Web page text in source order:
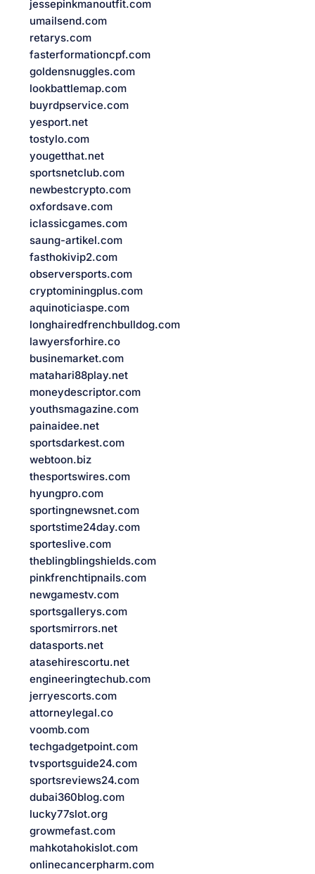
jessepinkmanoutfit.com
umailsend.com
retarys.com
fasterformationcpf.com
goldensnuggles.com
lookbattlemap.com
buyrdpservice.com
yesport.net
tostylo.com
yougetthat.net
sportsnetclub.com
newbestcrypto.com
oxfordsave.com
iclassicgames.com
saung-artikel.com
fasthokivip2.com
observersports.com
cryptominingplus.com
aquinoticiaspe.com
longhairedfrenchbulldog.com
lawyersforhire.co
businemarket.com
matahari88play.net
moneydescriptor.com
youthsmagazine.com
painaidee.net
sportsdarkest.com
webtoon.biz
thesportswires.com
hyungpro.com
sportingnewsnet.com
sportstime24day.com
sporteslive.com
theblingblingshields.com
pinkfrenchtipnails.com
newgamestv.com
sportsgallerys.com
sportsmirrors.net
datasports.net
atasehirescortu.net
engineeringtechub.com
jerryescorts.com
attorneylegal.co
voomb.com
techgadgetpoint.com
tvsportsguide24.com
sportsreviews24.com
dubai360blog.com
lucky77slot.org
growmefast.com
mahkotahokislot.com
onlinecancerpharm.com